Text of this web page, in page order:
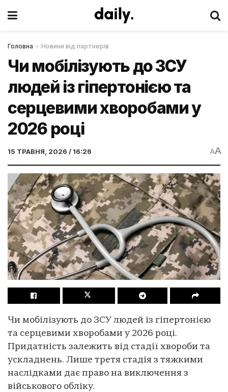
Головна Новини від партнерів
Чи мобілізують до ЗСУ
людей із гіпертонією та
серцевими хворобами у
2026 році
15 ТРАВНЯ, 2026 / 16:26 AA
Чи мобілізують до ЗСУ людей із гіпертонією
та серцевими хворобами у 2026 році.
Придатність залежить від стадії хвороби та
ускладнень. Лише третя стадія з тяжкими
наслідками дає право на виключення з
військового обліку.